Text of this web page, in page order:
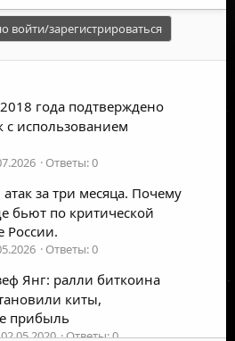
войти/зарегистрироваться
года подтверждено
с использованием
Ответы: 0
за три месяца. Почему
бьют по критической
России.
Ответы: 0
Янг: ралли биткоина
киты,
прибыль
02.05.2020 Ответы: 0